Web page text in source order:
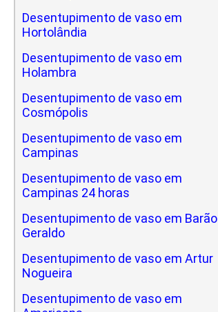
Desentupimento de vaso em
Hortolândia
Desentupimento de vaso em
Holambra
Desentupimento de vaso em
Cosmópolis
Desentupimento de vaso em
Campinas
Desentupimento de vaso em
Campinas 24 horas
Desentupimento de vaso em Barão
Geraldo
Desentupimento de vaso em Artur
Nogueira
Desentupimento de vaso em